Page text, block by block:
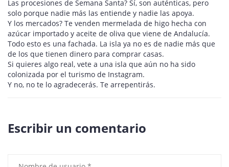
Las procesiones de Semana Santa? Sí, son auténticas, pero
solo porque nadie más las entiende y nadie las apoya.
Y los mercados? Te venden mermelada de higo hecha con
azúcar importado y aceite de oliva que viene de Andalucía.
Todo esto es una fachada. La isla ya no es de nadie más que
de los que tienen dinero para comprar casas.
Si quieres algo real, vete a una isla que aún no ha sido
colonizada por el turismo de Instagram.
Y no, no te lo agradecerás. Te arrepentirás.
Escribir un comentario